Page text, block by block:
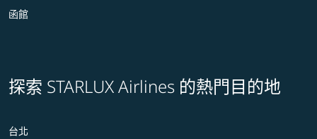
函館
探索 STARLUX Airlines 的熱門目的地
台北